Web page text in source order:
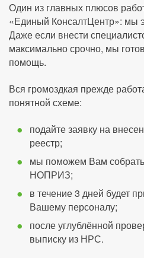
Один из главных плюсов
«Единый КонсалтЦентр»: мы
Даже если внести
максимально срочно, мы
помощь.
Вся громоздкая прежде
понятной схеме:
подайте заявку на
реестр;
мы поможем Вам собрать
НОПРИЗ;
в течение 3 дней будет
Вашему персоналу;
после углублённой
выписку из НРС.